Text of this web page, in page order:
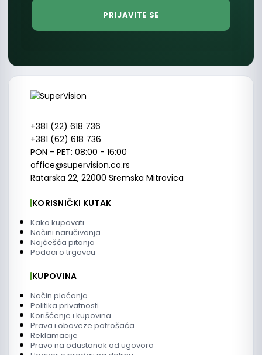
+381 (22) 618 736
+381 (62) 618 736
PON - PET: 08:00 - 16:00
office@supervision.co.rs
Ratarska 22, 22000 Sremska Mitrovica
KORISNIČKI KUTAK
Kako kupovati
Načini naručivanja
Najčešća pitanja
Podaci o trgovcu
KUPOVINA
Način plaćanja
Politika privatnosti
Korišćenje i kupovina
Prava i obaveze potrošača
Reklamacije
Pravo na odustanak od ugovora